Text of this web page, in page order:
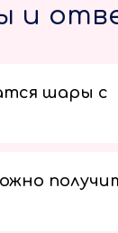
и
шары с